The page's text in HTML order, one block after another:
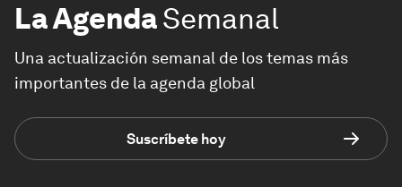
La AgendaSemanal
Una actualización semanal de los temas más
importantes de la agenda global
Suscríbete hoy